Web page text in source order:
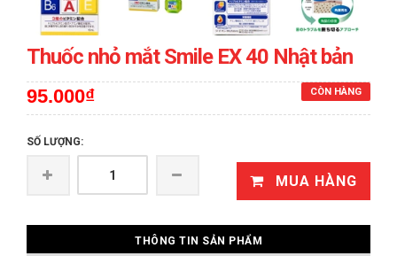
Thuốc nhỏ mắt Smile EX 40 Nhật bản
CÒN HÀNG
95.000₫
SỐ LƯỢNG:
MUA HÀNG
THÔNG TIN SẢN PHẨM